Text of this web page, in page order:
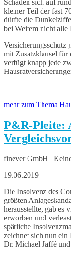
Schäden sich auf
kleiner Teil der fast
dürfte die
bei Weitem nicht alle
Versicherungsschutz
mit Zusatzklausel für
verfügt knapp jede
mehr zum Thema
P&R-Pleite:
finever GmbH |
19.06.2019
Die Insolvenz des
größten
herausstellte, gab es
erworben und
spärliche
zeichnet sich nun
Dr. Michael Jaffé